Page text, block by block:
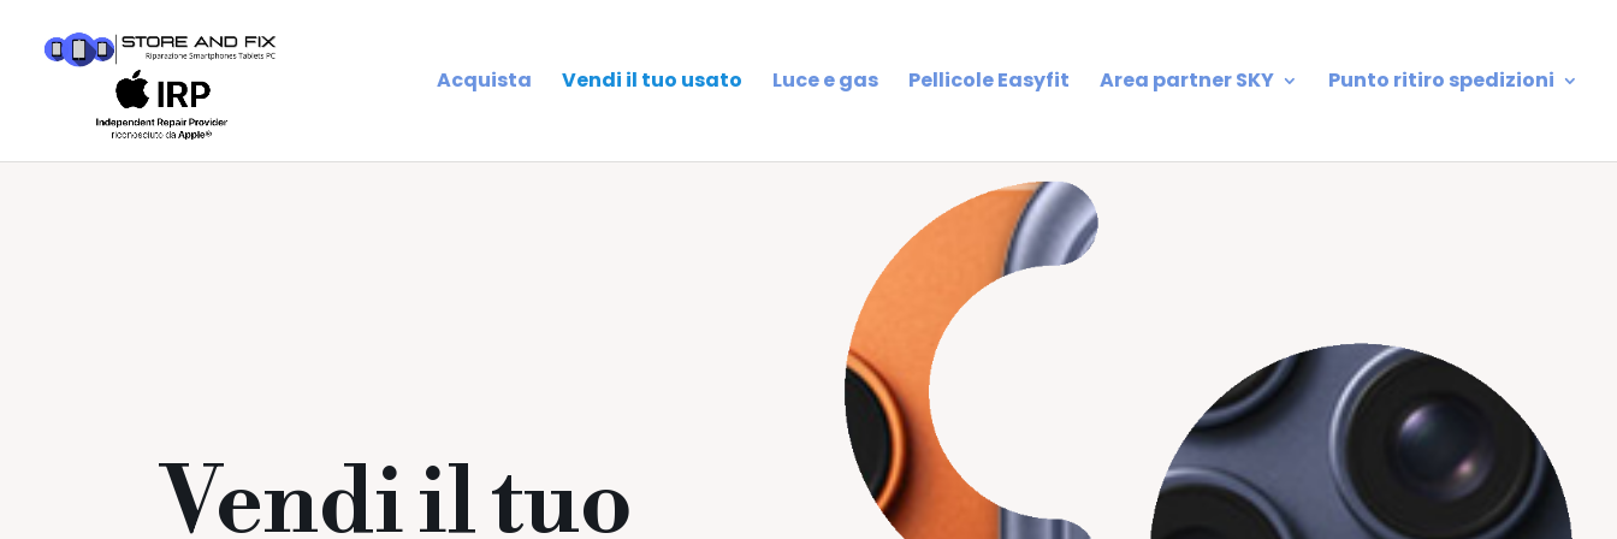
Acquista Vendi il tuo usato Luce e gas Pellicole Easyfit Area partner SKY Punto ritiro spedizioni
Vendi il tuo